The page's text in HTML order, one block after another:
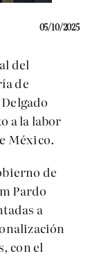
05/10/2025
del
de
a la labor
México.
de
Pardo
a
con el